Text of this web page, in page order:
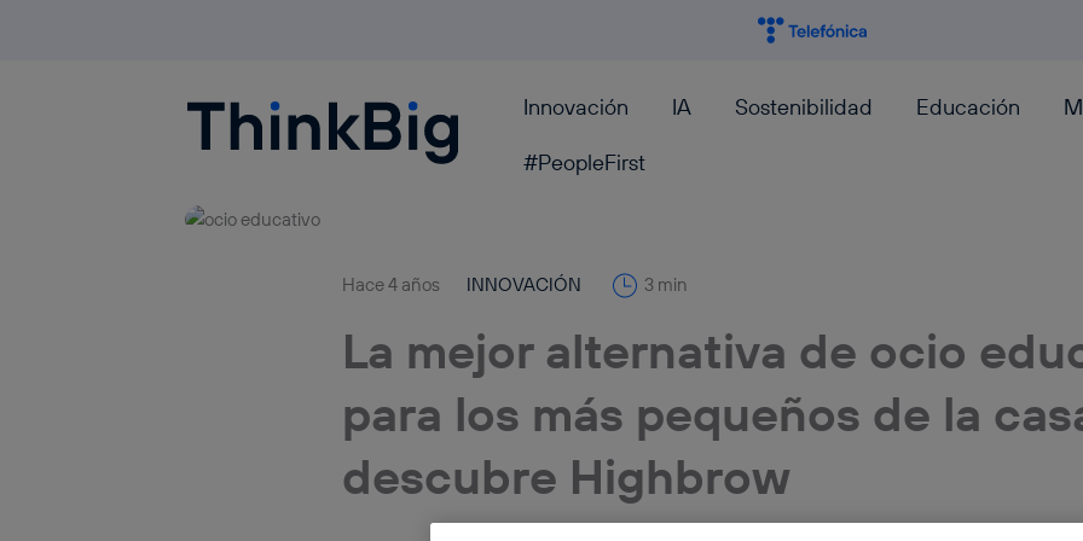
Blogthinkbig.com Innovación IA Sostenibilidad Educación
#PeopleFirst
Hace 4 años INNOVACIÓN 3 min
La mejor alternativa de ocio
para los más pequeños de la
descubre Highbrow